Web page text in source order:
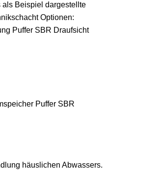
als Beispiel dargestellte
Optionen:
Puffer SBR Draufsicht
Puffer SBR
häuslichen Abwassers.